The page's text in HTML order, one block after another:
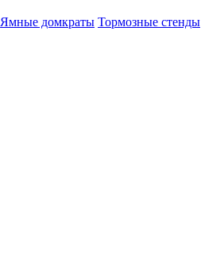
Ямные домкраты Тормозные стенды